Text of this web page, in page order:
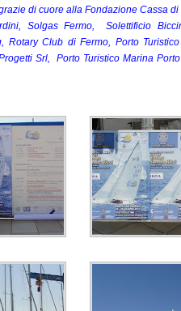
di cuore alla Fondazione Cassa
Solgas Fermo, Solettificio
Rotary Club di Fermo, Porto
Srl, Porto Turistico Marina